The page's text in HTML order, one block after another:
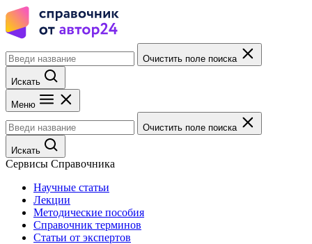
Очистить поле поиска
Искать
Меню
Очистить поле поиска
Искать
Сервисы Справочника
Научные статьи
Лекции
Методические пособия
Справочник терминов
Статьи от экспертов